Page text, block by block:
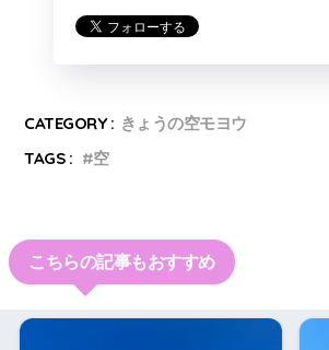
CATEGORY : きょうの空モヨウ
TAGS :
空
こちらの記事もおすすめ